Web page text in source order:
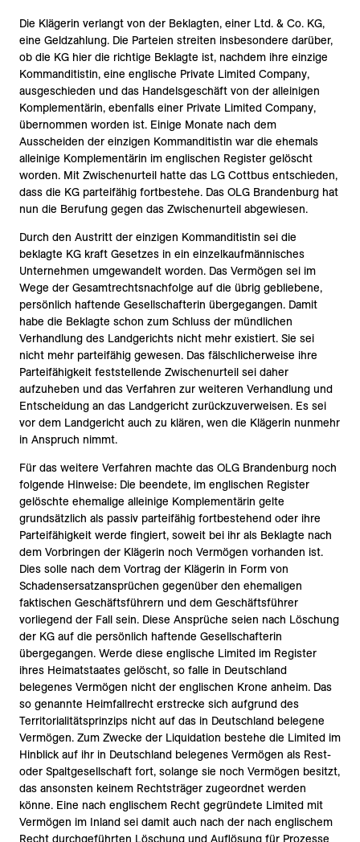
Die Klägerin verlangt von der Beklagten, einer Ltd. & Co. KG,
eine Geldzahlung. Die Parteien streiten insbesondere darüber,
ob die KG hier die richtige Beklagte ist, nachdem ihre einzige
Kommanditistin, eine englische Private Limited Company,
ausgeschieden und das Handelsgeschäft von der alleinigen
Komplementärin, ebenfalls einer Private Limited Company,
übernommen worden ist. Einige Monate nach dem
Ausscheiden der einzigen Kommanditistin war die ehemals
alleinige Komplementärin im englischen Register gelöscht
worden. Mit Zwischenurteil hatte das LG Cottbus entschieden,
dass die KG parteifähig fortbestehe. Das OLG Brandenburg hat
nun die Berufung gegen das Zwischenurteil abgewiesen.
Durch den Austritt der einzigen Kommanditistin sei die
beklagte KG kraft Gesetzes in ein einzelkaufmännisches
Unternehmen umgewandelt worden. Das Vermögen sei im
Wege der Gesamtrechtsnachfolge auf die übrig gebliebene,
persönlich haftende Gesellschafterin übergegangen. Damit
habe die Beklagte schon zum Schluss der mündlichen
Verhandlung des Landgerichts nicht mehr existiert. Sie sei
nicht mehr parteifähig gewesen. Das fälschlicherweise ihre
Parteifähigkeit feststellende Zwischenurteil sei daher
aufzuheben und das Verfahren zur weiteren Verhandlung und
Entscheidung an das Landgericht zurückzuverweisen. Es sei
vor dem Landgericht auch zu klären, wen die Klägerin nunmehr
in Anspruch nimmt.
Für das weitere Verfahren machte das OLG Brandenburg noch
folgende Hinweise: Die beendete, im englischen Register
gelöschte ehemalige alleinige Komplementärin gelte
grundsätzlich als passiv parteifähig fortbestehend oder ihre
Parteifähigkeit werde fingiert, soweit bei ihr als Beklagte nach
dem Vorbringen der Klägerin noch Vermögen vorhanden ist.
Dies solle nach dem Vortrag der Klägerin in Form von
Schadensersatzansprüchen gegenüber den ehemaligen
faktischen Geschäftsführern und dem Geschäftsführer
vorliegend der Fall sein. Diese Ansprüche seien nach Löschung
der KG auf die persönlich haftende Gesellschafterin
übergegangen. Werde diese englische Limited im Register
ihres Heimatstaates gelöscht, so falle in Deutschland
belegenes Vermögen nicht der englischen Krone anheim. Das
so genannte Heimfallrecht erstrecke sich aufgrund des
Territorialitätsprinzips nicht auf das in Deutschland belegene
Vermögen. Zum Zwecke der Liquidation bestehe die Limited im
Hinblick auf ihr in Deutschland belegenes Vermögen als Rest-
oder Spaltgesellschaft fort, solange sie noch Vermögen besitzt,
das ansonsten keinem Rechtsträger zugeordnet werden
könne. Eine nach englischem Recht gegründete Limited mit
Vermögen im Inland sei damit auch nach der nach englischem
Recht durchgeführten Löschung und Auflösung für Prozesse